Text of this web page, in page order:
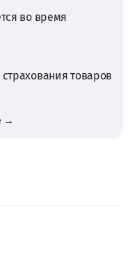
во время
товаров
→